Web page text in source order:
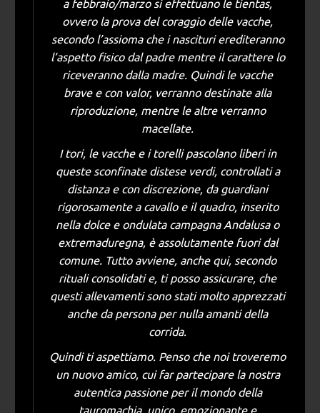
a febbraio/marzo si effettuano le tientas,
ovvero la prova del coraggio delle vacche,
secondo l’assioma che i nascituri erediteranno
l’aspetto fisico dal padre mentre il carattere lo
riceveranno dalla madre. Quindi le vacche
brave e con valor, verranno destinate alla
riproduzione, mentre le altre verranno
macellate.
I tori, le vacche e i torelli pascolano liberi in
queste sconfinate distese verdi, controllati a
distanza e con discrezione, da guardiani
rigorosamente a cavallo e il quadro, inserito
nella dolce e ondulata campagna Andalusa o
extremaduregna, è assolutamente fuori dal
comune. Tutto avviene, anche qui, secondo
rituali consolidati e, ti posso assicurare, che
questi allevamenti sono stati molto apprezzati
anche da persona per nulla amanti della
corrida.
Quindi ti aspettiamo. Penso che noi troveremo
un nuovo amico, cui far partecipare la nostra
autentica passione per il mondo della
tauromachia, unico, emozionante e